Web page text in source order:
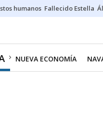
humanos Fallecido Estella
NUEVA ECONOMÍA